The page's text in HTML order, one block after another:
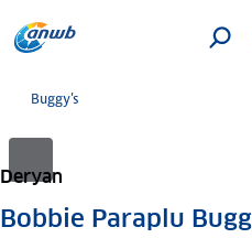
Buggy's
Deryan
Bobbie Paraplu